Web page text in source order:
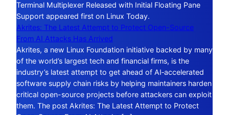
Terminal Multiplexer Released with Initial Floating Pane
Support appeared first on Linux Today.
Akrites: The Latest Attempt to Protect Open-Source
From AI Attacks Has Arrived
Akrites, a new Linux Foundation initiative backed by many
of the world’s largest tech and financial firms, is the
industry’s latest attempt to get ahead of AI‑accelerated
software supply chain risks by helping maintainers harden
critical open-source projects before attackers can exploit
them. The post Akrites: The Latest Attempt to Protect